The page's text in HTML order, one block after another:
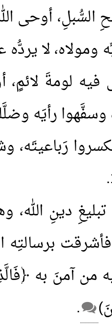
أوحى
ومولاه، لا
لومةَ لائمٍ،
رأيَه
دينِ الله،
من آمنَ به
.